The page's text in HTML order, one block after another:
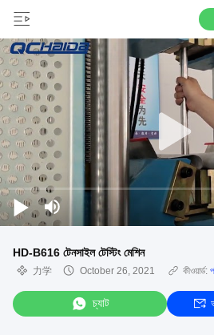
HD-B616 টেনসাইল টেস্টিং মেশিন
力学 October 26, 2021 কীওয়ার্ড:
চ্যাট